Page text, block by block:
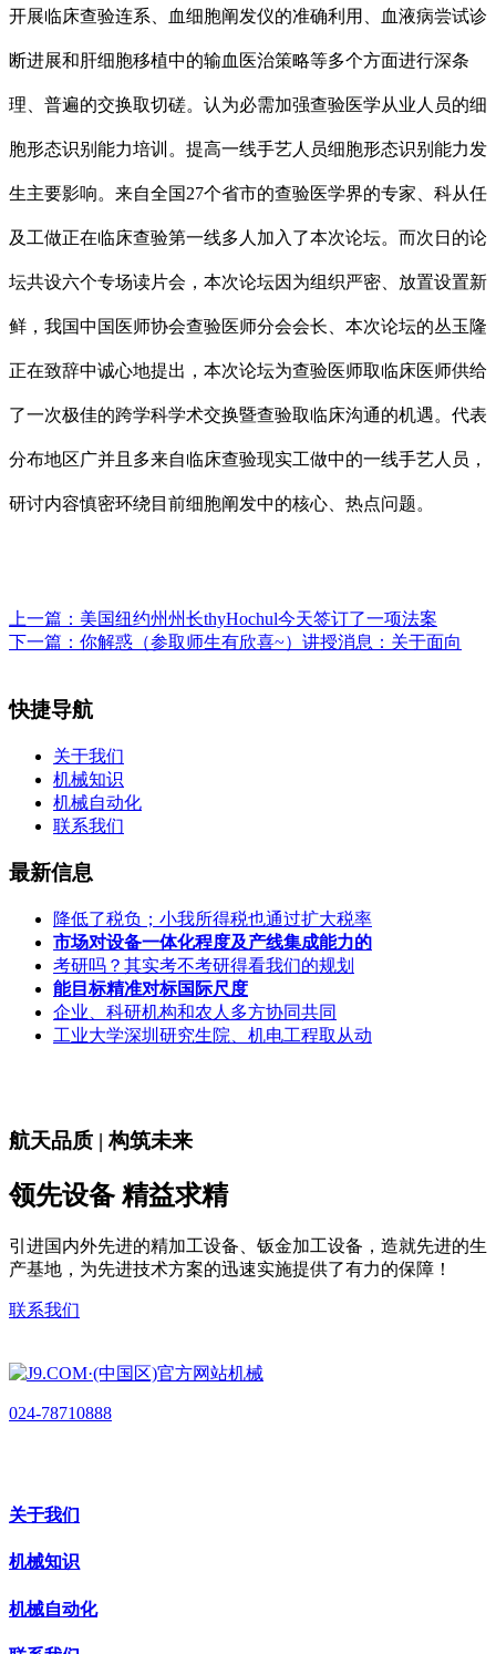
开展临床查验连系、血细胞阐发仪的准确利用、血液病尝试诊
断进展和肝细胞移植中的输血医治策略等多个方面进行深条
理、普遍的交换取切磋。认为必需加强查验医学从业人员的细
胞形态识别能力培训。提高一线手艺人员细胞形态识别能力发
生主要影响。来自全国27个省市的查验医学界的专家、科从任
及工做正在临床查验第一线多人加入了本次论坛。而次日的论
坛共设六个专场读片会，本次论坛因为组织严密、放置设置新
鲜，我国中国医师协会查验医师分会会长、本次论坛的丛玉隆
正在致辞中诚心地提出，本次论坛为查验医师取临床医师供给
了一次极佳的跨学科学术交换暨查验取临床沟通的机遇。代表
分布地区广并且多来自临床查验现实工做中的一线手艺人员，
研讨内容慎密环绕目前细胞阐发中的核心、热点问题。
上一篇： 美国纽约州州长thyHochul今天签订了一项法案
下一篇： 你解惑（参取师生有欣喜~）讲授消息：关于面向
快捷导航
关于我们
机械知识
机械自动化
联系我们
最新信息
降低了税负；小我所得税也通过扩大税率
市场对设备一体化程度及产线集成能力的
考研吗？其实考不考研得看我们的规划
能目标精准对标国际尺度
企业、科研机构和农人多方协同共同
工业大学深圳研究生院、机电工程取从动
航天品质 | 构筑未来
领先设备 精益求精
引进国内外先进的精加工设备、钣金加工设备，造就先进的生
产基地，为先进技术方案的迅速实施提供了有力的保障！
联系我们
024-78710888
关于我们
机械知识
机械自动化